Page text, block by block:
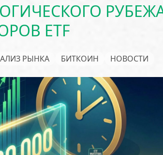
ETF
РЫНКА БИТКОИН НОВОСТИ